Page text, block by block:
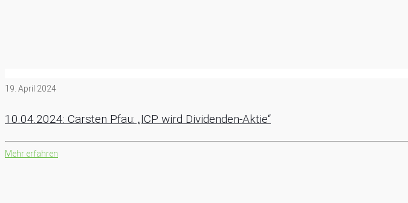
19. April 2024
10.04.2024: Carsten Pfau: „ICP wird Dividenden-Aktie“
Mehr erfahren